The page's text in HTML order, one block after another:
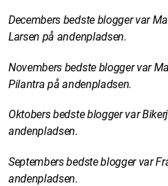
Decembers bedste blogger var
Larsen på andenpladsen.
Novembers bedste blogger var
Pilantra på andenpladsen.
Oktobers bedste blogger var
andenpladsen.
Septembers bedste blogger var
andenpladsen.